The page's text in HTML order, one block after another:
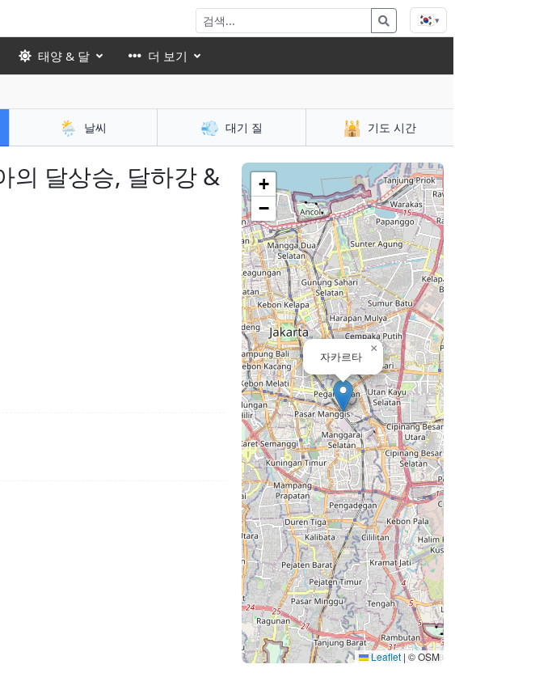
🇰🇷▾
태양 & 달 더 보기
🌦️ 날씨 💨 대기 질 🕌 기도 시간
의 달상승, 달하강 &
자카르타
×
+
−
Leaflet | © OSM